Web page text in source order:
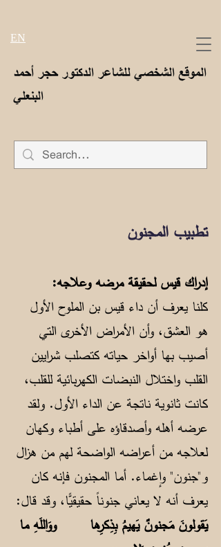
الموقع الشخصي للشاعر الدكتور حجر أحمد
البنعلي
EN
تطبيب المجنون
إدراك قيس لحقيقة مرضه وعلاجه:
كلنا يعرف أن داء قيس بن الملوح الأول
هو العشق، وأن الأمراض الأخرى التي
أصيب بها أواخر حياته كتصلب شرايين
القلب واختلال النبضات الكهربائية للقلب،
كانت ثانوية ناتجة عن الداء الأول. ولقد
عرضه أهله وأصدقاؤه على أطباء وكهان
لعلاجه من أعراضه الواضحة لهم من هزال
و"جنون" وإغماء. أما المجنون فإنه كان
يعرف أنه لا يعاني جنوناً حقيقيًّا، وقد قال:
يَقولونَ مَجنونٌ يَهيمُ بِذِكرِها ووَاللَهِ ما